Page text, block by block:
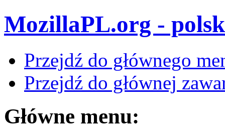
MozillaPL.org -
Przejdź do głównego
Przejdź do głównej
Główne menu: